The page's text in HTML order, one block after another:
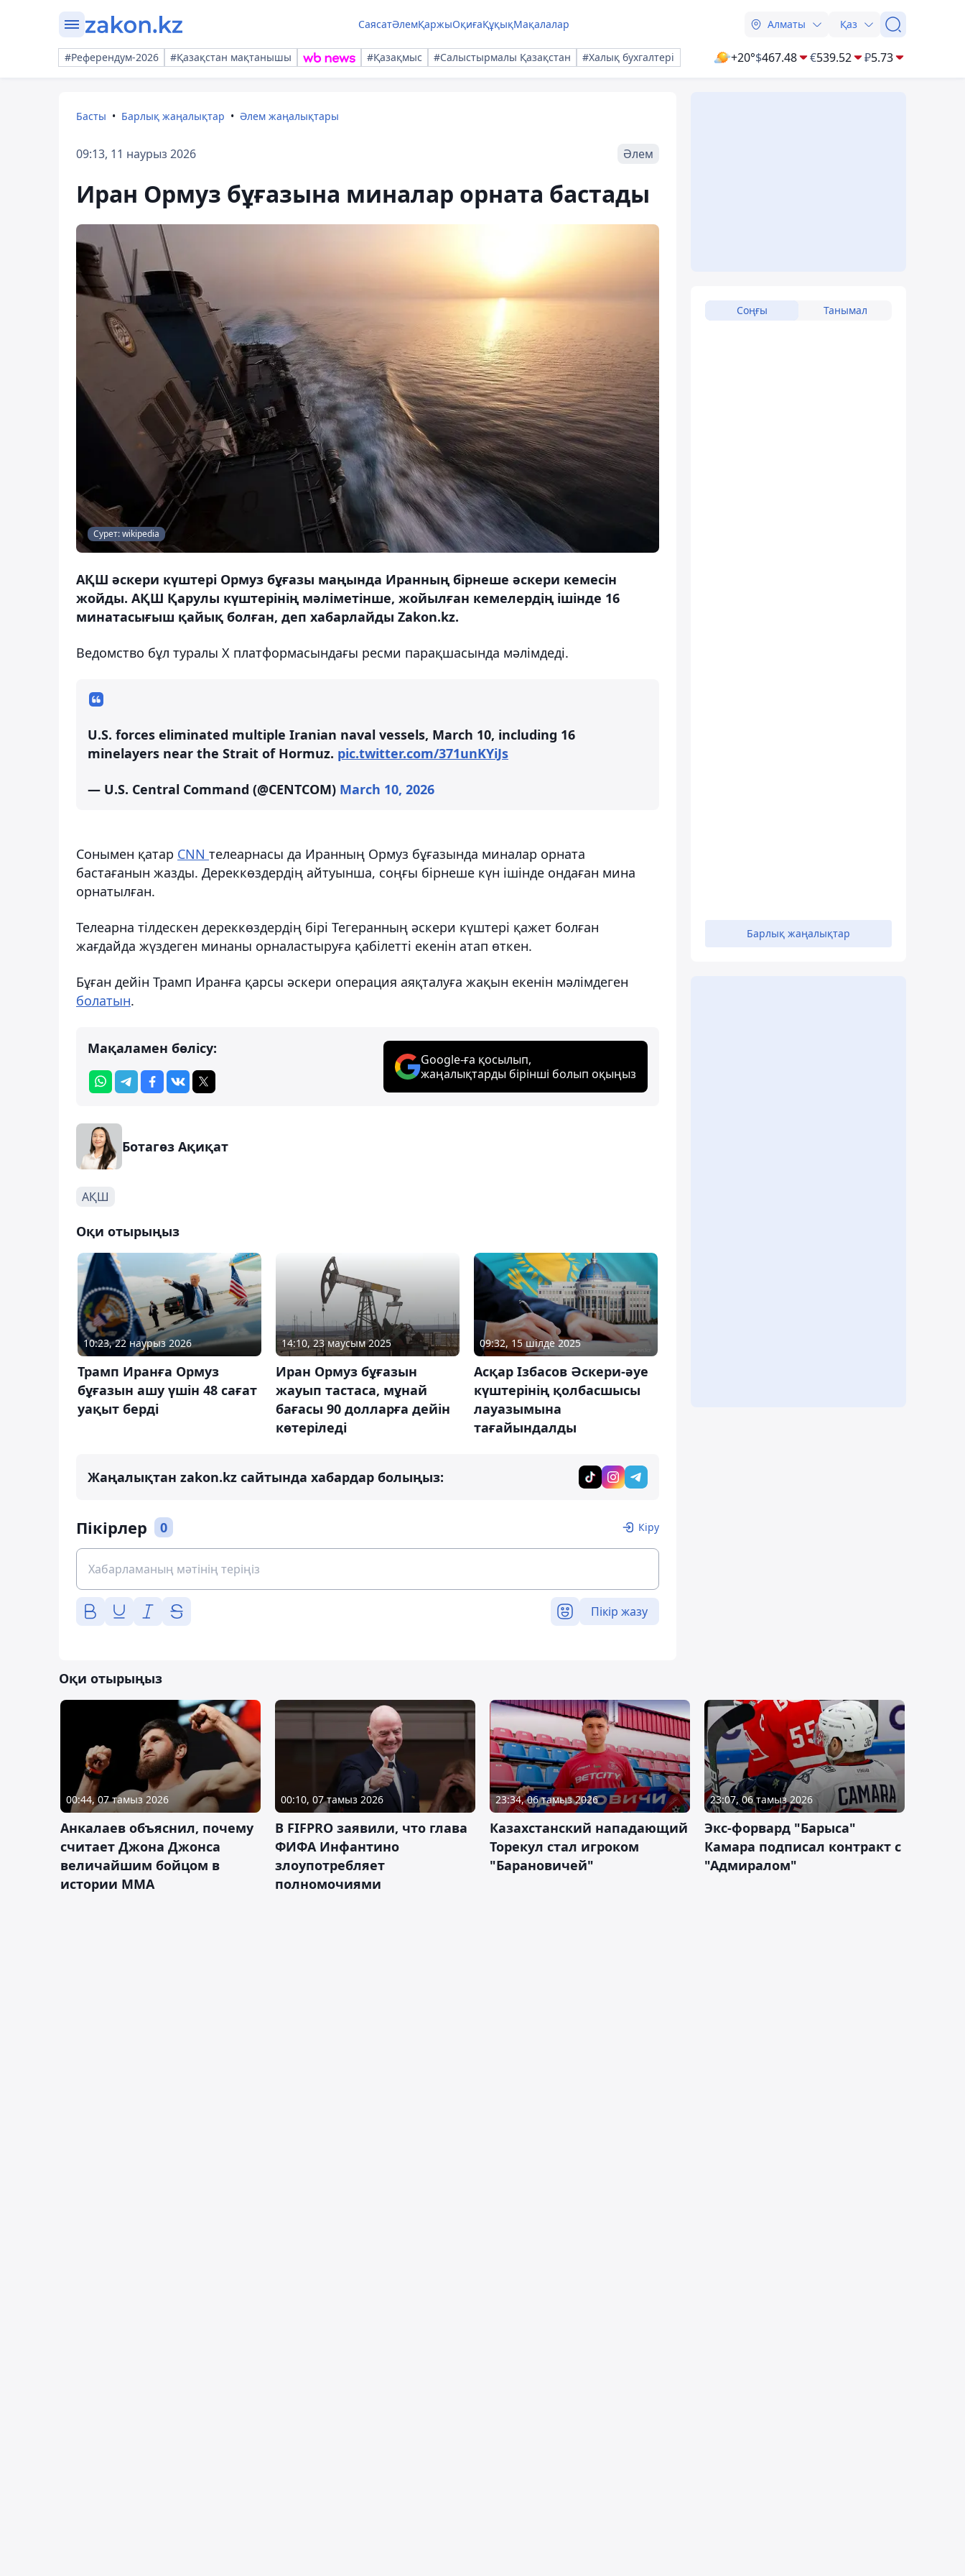
СаясатӘлемҚаржыОқиғаҚұқықМақалалар Алматы Қаз
#Референдум-2026 #Қазақстан мақтанышы #Қазақмыс #Салыстырмалы Қазақстан #Халық бухгалтері +20°$467.48 €539.52 ₽5.73
Басты Барлық жаңалықтар Әлем жаңалықтары
09:13, 11 наурыз 2026 Әлем
Иран Ормуз бұғазына миналар орната бастады
Сурет: wikipedia
АҚШ әскери күштері Ормуз бұғазы маңында Иранның бірнеше әскери кемесін
жойды. АҚШ Қарулы күштерінің мәліметінше, жойылған кемелердің ішінде 16
минатасығыш қайық болған, деп хабарлайды Zakon.kz.
Ведомство бұл туралы X платформасындағы ресми парақшасында мәлімдеді.
U.S. forces eliminated multiple Iranian naval vessels, March 10, including 16
minelayers near the Strait of Hormuz. pic.twitter.com/371unKYiJs
— U.S. Central Command (@CENTCOM) March 10, 2026
Сонымен қатар CNN телеарнасы да Иранның Ормуз бұғазында миналар орната
бастағанын жазды. Дереккөздердің айтуынша, соңғы бірнеше күн ішінде ондаған мина
орнатылған.
Телеарна тілдескен дереккөздердің бірі Тегеранның әскери күштері қажет болған
жағдайда жүздеген минаны орналастыруға қабілетті екенін атап өткен.
Бұған дейін Трамп Иранға қарсы әскери операция аяқталуға жақын екенін мәлімдеген
болатын.
Мақаламен бөлісу:
Google-ға қосылып,
жаңалықтарды бірінші болып оқыңыз
Ботагөз Ақиқат
АҚШ
Оқи отырыңыз
10:23, 22 наурыз 2026
Трамп Иранға Ормуз
бұғазын ашу үшін 48 сағат
уақыт берді
14:10, 23 маусым 2025
Иран Ормуз бұғазын
жауып тастаса, мұнай
бағасы 90 долларға дейін
көтеріледі
09:32, 15 шілде 2025
Асқар Ізбасов Әскери-әуе
күштерінің қолбасшысы
лауазымына
тағайындалды
Жаңалықтан zakon.kz сайтында хабардар болыңыз:
Пікірлер 0 Кіру
Пікір жазу
Соңғы Танымал
Барлық жаңалықтар
Оқи отырыңыз
00:44, 07 тамыз 2026
Анкалаев объяснил, почему
считает Джона Джонса
величайшим бойцом в
истории ММА
00:10, 07 тамыз 2026
В FIFPRO заявили, что глава
ФИФА Инфантино
злоупотребляет
полномочиями
23:34, 06 тамыз 2026
Казахстанский нападающий
Торекул стал игроком
"Барановичей"
23:07, 06 тамыз 2026
Экс-форвард "Барыса"
Камара подписал контракт с
"Адмиралом"